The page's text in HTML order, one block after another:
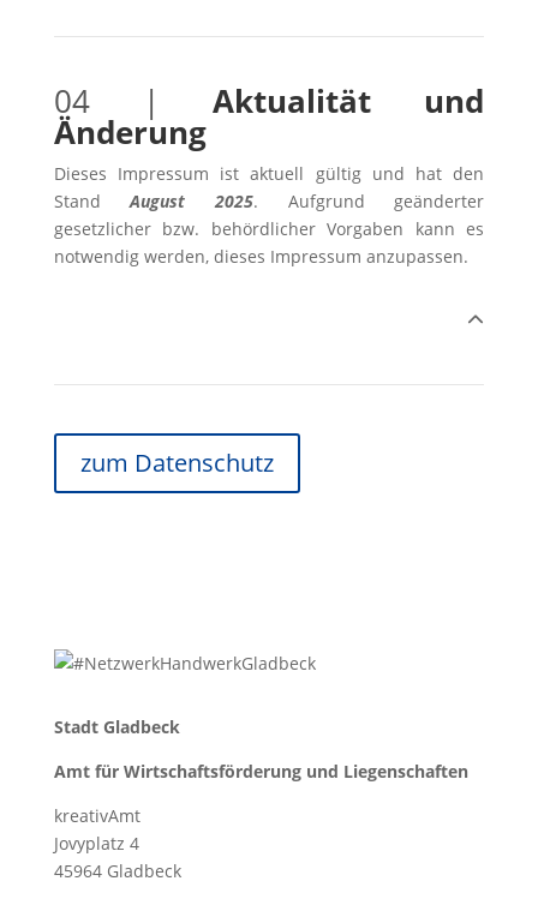
04 | Aktualität und
Änderung
Dieses Impressum ist aktuell gültig und hat den
StandAugust 2025. Aufgrund geänderter
gesetzlicher bzw. behördlicher Vorgaben kann es
notwendig werden, dieses Impressum anzupassen.
zum Datenschutz
Stadt Gladbeck
Amt für Wirtschaftsförderung und Liegenschaften
kreativAmt
Jovyplatz 4
45964 Gladbeck